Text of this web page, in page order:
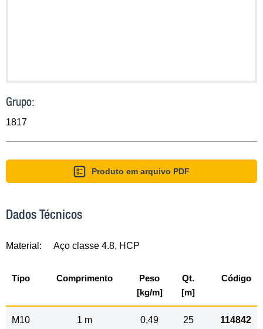
Grupo:
1817
Produto em arquivo PDF
Dados Técnicos
Material: Aço classe 4.8, HCP
Tipo Comprimento
Peso
[kg/m]
Qt.
[m]
Código
M10 1 m 0,49 25 114842